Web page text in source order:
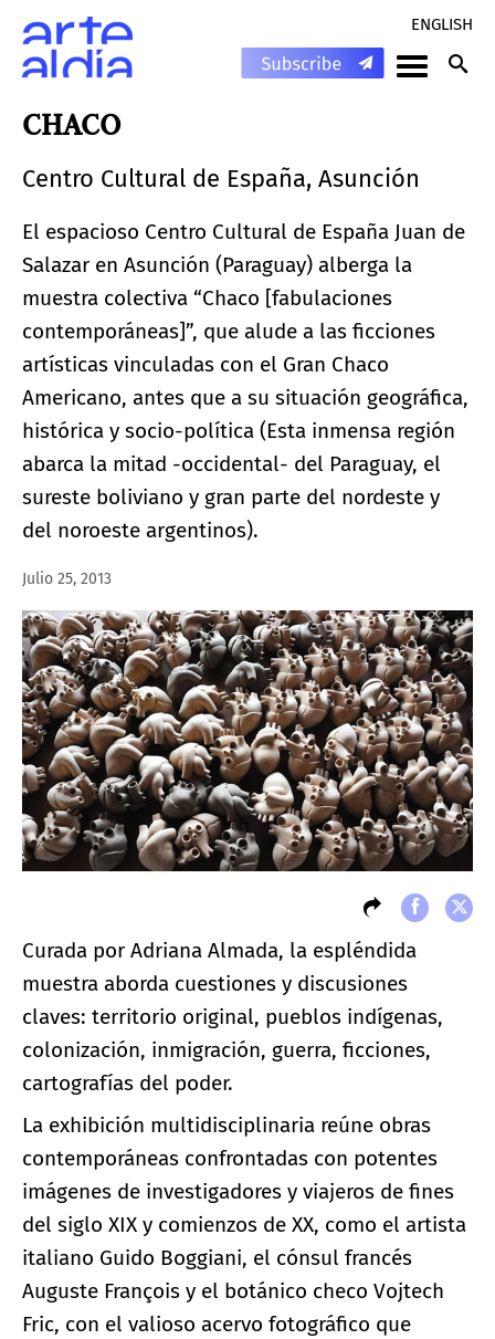
ENGLISH
CHACO
Centro Cultural de España, Asunción
El espacioso Centro Cultural de España Juan de
Salazar en Asunción (Paraguay) alberga la
muestra colectiva “Chaco [fabulaciones
contemporáneas]”, que alude a las ficciones
artísticas vinculadas con el Gran Chaco
Americano, antes que a su situación geográfica,
histórica y socio-política (Esta inmensa región
abarca la mitad -occidental- del Paraguay, el
sureste boliviano y gran parte del nordeste y
del noroeste argentinos).
Julio 25, 2013
Curada por Adriana Almada, la espléndida
muestra aborda cuestiones y discusiones
claves: territorio original, pueblos indígenas,
colonización, inmigración, guerra, ficciones,
cartografías del poder.
La exhibición multidisciplinaria reúne obras
contemporáneas confrontadas con potentes
imágenes de investigadores y viajeros de fines
del siglo XIX y comienzos de XX, como el artista
italiano Guido Boggiani, el cónsul francés
Auguste François y el botánico checo Vojtech
Fric, con el valioso acervo fotográfico que